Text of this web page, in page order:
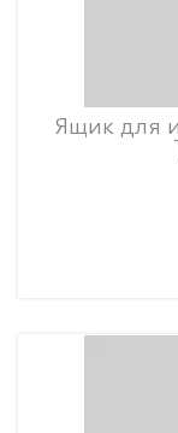
Ящик для